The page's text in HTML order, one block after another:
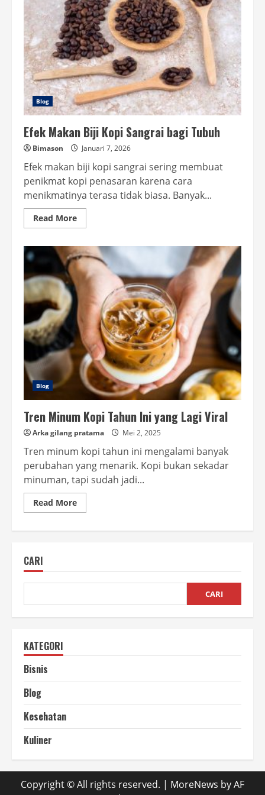
Blog
Efek Makan Biji Kopi Sangrai bagi Tubuh
Bimason Januari 7, 2026
Efek makan biji kopi sangrai sering membuat
penikmat kopi penasaran karena cara
menikmatinya terasa tidak biasa. Banyak...
Read MoreRead
more
Makan
Biji
Kopi
Sangrai
Tubuh
Blog
Tren Minum Kopi Tahun Ini yang Lagi Viral
Arka gilang pratama Mei 2, 2025
Tren minum kopi tahun ini mengalami banyak
perubahan yang menarik. Kopi bukan sekadar
minuman, tapi sudah jadi...
Read MoreRead
more
yang
Viral
CARI
CARI
KATEGORI
Bisnis
Blog
Kesehatan
Kuliner
Copyright © All rights reserved. | MoreNews by AF